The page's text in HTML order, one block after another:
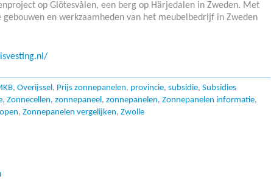
op Glötesvålen, een berg op Härjedalen in Zweden. Met
en werkzaamheden van het meubelbedrijf in Zweden
, Overijssel, Prijs zonnepanelen, provincie, subsidie, Subsidies
, Zonnecellen, zonnepaneel, zonnepanelen, Zonnepanelen informatie,
, Zonnepanelen vergelijken, Zwolle